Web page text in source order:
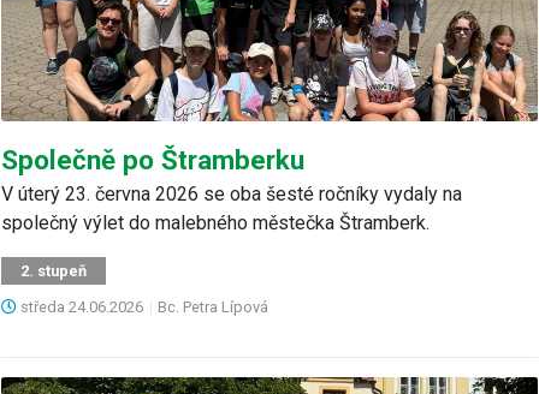
Společně po Štramberku
V úterý 23. června 2026 se oba šesté ročníky vydaly na
společný výlet do malebného městečka Štramberk.
2. stupeň
středa 24.06.2026 | Bc. Petra Lípová